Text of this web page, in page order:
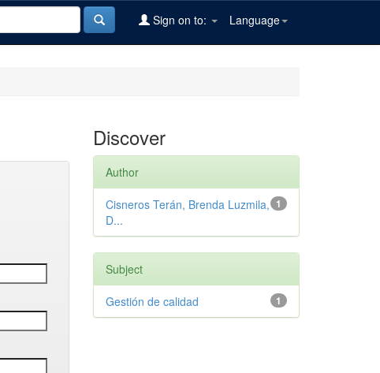
Language
Sign on to:
Discover
Author
1
Cisneros Terán, Brenda Luzmila,
D...
Subject
1
Gestión de calidad